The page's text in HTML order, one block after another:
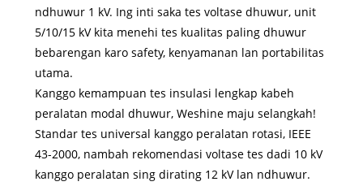
ndhuwur 1 kV. Ing inti saka tes voltase dhuwur, unit
5/10/15 kV kita menehi tes kualitas paling dhuwur
bebarengan karo safety, kenyamanan lan portabilitas
utama.
Kanggo kemampuan tes insulasi lengkap kabeh
peralatan modal dhuwur, Weshine maju selangkah!
Standar tes universal kanggo peralatan rotasi, IEEE
43-2000, nambah rekomendasi voltase tes dadi 10 kV
kanggo peralatan sing dirating 12 kV lan ndhuwur.